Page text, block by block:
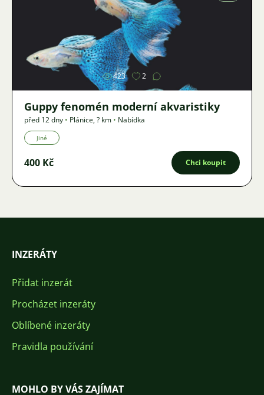
Obrázek
423 2
Guppy fenomén moderní akvaristiky
před 12 dny • Plánice,? km • Nabídka
Jiné
400 Kč Chci koupit
INZERÁTY
Přidat inzerát
Procházet inzeráty
Oblíbené inzeráty
Pravidla používání
MOHLO BY VÁS ZAJÍMAT